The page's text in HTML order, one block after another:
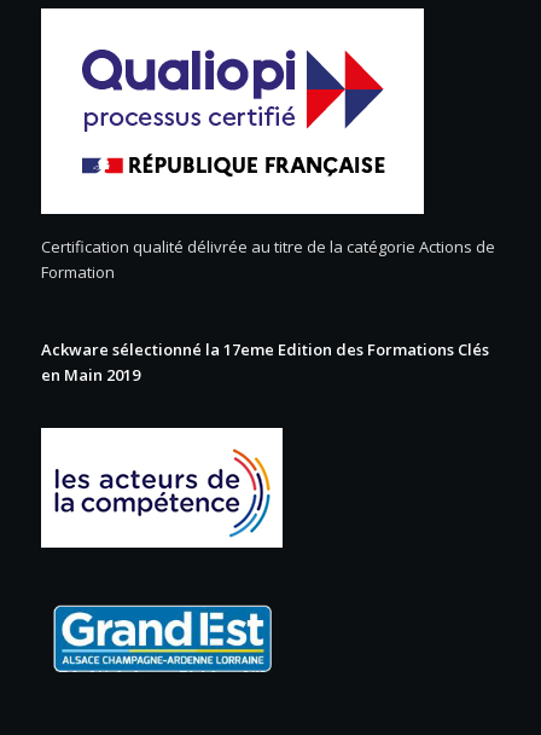
Certification qualité délivrée au titre de la catégorie Actions de
Formation
Ackware sélectionné la 17eme Edition des Formations Clés
en Main 2019